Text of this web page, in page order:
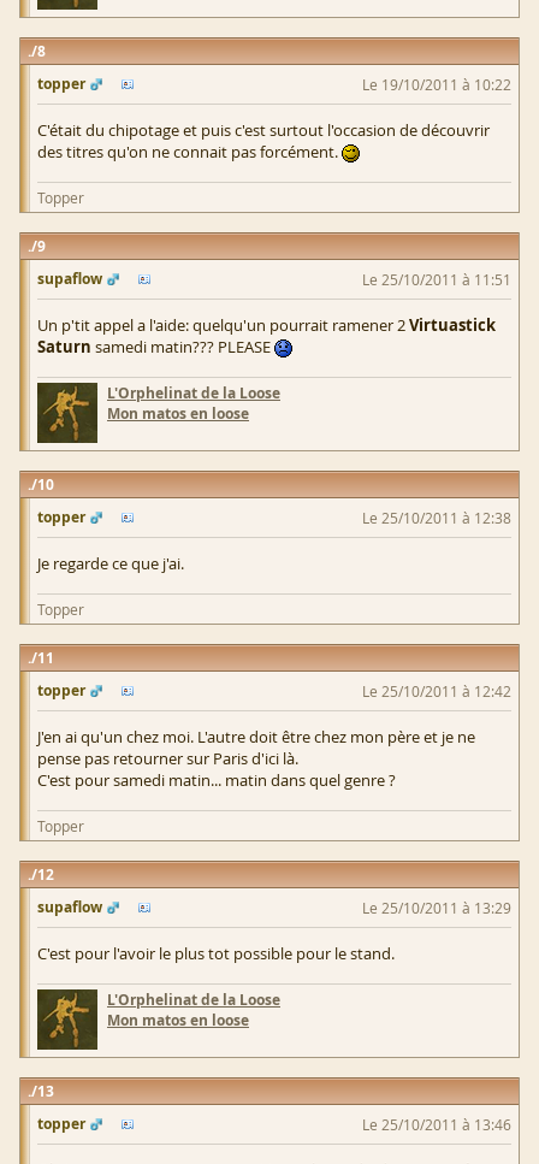
8
topper
Le 19/10/2011 à 10:22
C'était du chipotage et puis c'est surtout l'occasion de découvrir
des titres qu'on ne connait pas forcément.
Topper
9
supaflow
Le 25/10/2011 à 11:51
Un p'tit appel a l'aide: quelqu'un pourrait ramener 2Virtuastick
Saturn samedi matin??? PLEASE
L'Orphelinat de la Loose
Mon matos en loose
10
topper
Le 25/10/2011 à 12:38
Je regarde ce que j'ai.
Topper
11
topper
Le 25/10/2011 à 12:42
J'en ai qu'un chez moi. L'autre doit être chez mon père et je ne
pense pas retourner sur Paris d'ici là.
C'est pour samedi matin... matin dans quel genre ?
Topper
12
supaflow
Le 25/10/2011 à 13:29
C'est pour l'avoir le plus tot possible pour le stand.
L'Orphelinat de la Loose
Mon matos en loose
13
topper
Le 25/10/2011 à 13:46